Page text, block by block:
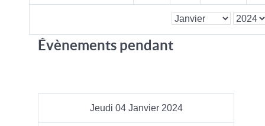
Évènements pendant
Jeudi 04 Janvier 2024